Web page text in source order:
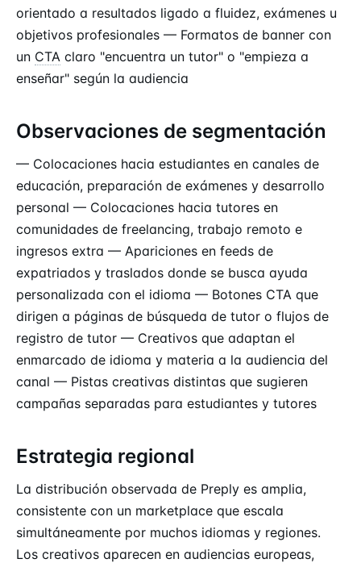
orientado a resultados ligado a fluidez, exámenes u
objetivos profesionales — Formatos de banner con
un CTA claro "encuentra un tutor" o "empieza a
enseñar" según la audiencia
Observaciones de segmentación
— Colocaciones hacia estudiantes en canales de
educación, preparación de exámenes y desarrollo
personal — Colocaciones hacia tutores en
comunidades de freelancing, trabajo remoto e
ingresos extra — Apariciones en feeds de
expatriados y traslados donde se busca ayuda
personalizada con el idioma — Botones CTA que
dirigen a páginas de búsqueda de tutor o flujos de
registro de tutor — Creativos que adaptan el
enmarcado de idioma y materia a la audiencia del
canal — Pistas creativas distintas que sugieren
campañas separadas para estudiantes y tutores
Estrategia regional
La distribución observada de Preply es amplia,
consistente con un marketplace que escala
simultáneamente por muchos idiomas y regiones.
Los creativos aparecen en audiencias europeas,